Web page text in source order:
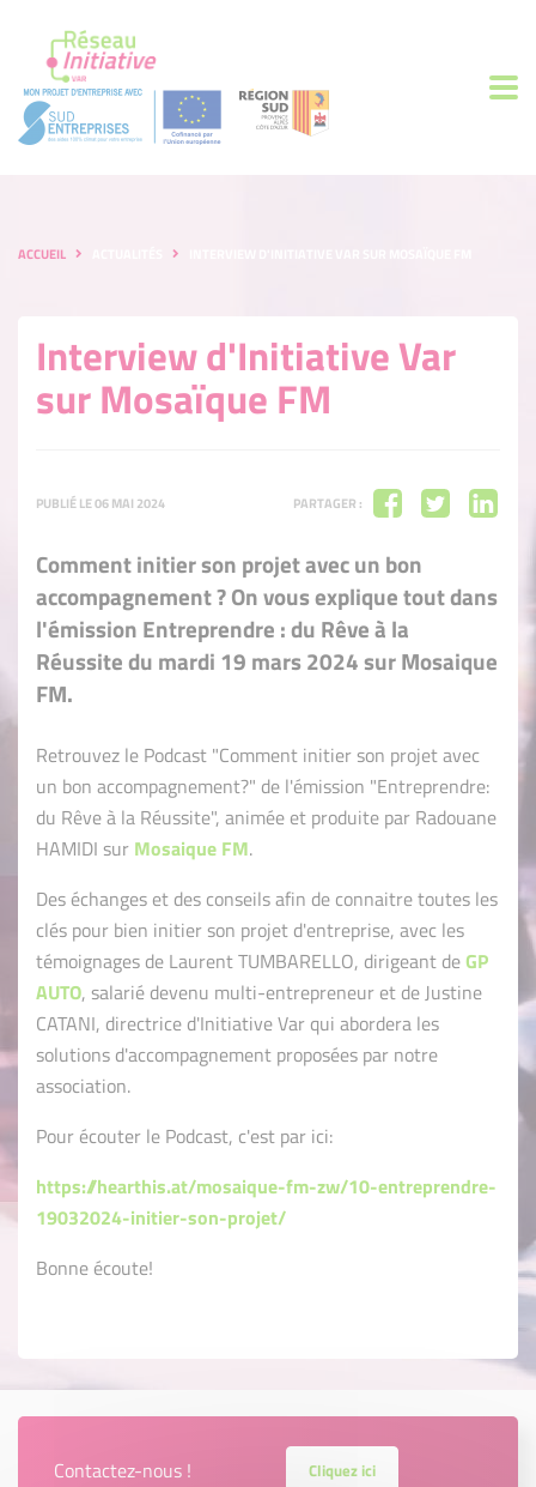
ACCUEIL
Interview d'Initiative Var
sur Mosaïque FM
PUBLIÉ LE 06 MAI 2024 PARTAGER :
Comment initier son projet avec un bon
accompagnement ? On vous explique tout dans
l'émission Entreprendre : du Rêve à la
Réussite du mardi 19 mars 2024 sur Mosaique
FM.
Retrouvez le Podcast "Comment initier son projet avec
un bon accompagnement?" de l'émission "Entreprendre:
du Rêve à la Réussite", animée et produite par Radouane
HAMIDI sur Mosaique FM.
Des échanges et des conseils afin de connaitre toutes les
clés pour bien initier son projet d'entreprise, avec les
témoignages de Laurent TUMBARELLO, dirigeant deGP
AUTO, salarié devenu multi-entrepreneur et de Justine
CATANI, directrice d'Initiative Var qui abordera les
solutions d'accompagnement proposées par notre
association.
Pour écouter le Podcast, c'est par ici:
https://hearthis.at/mosaique-fm-zw/10-entreprendre-
19032024-initier-son-projet/
Bonne écoute!
Contactez-nous ! Cliquez ici